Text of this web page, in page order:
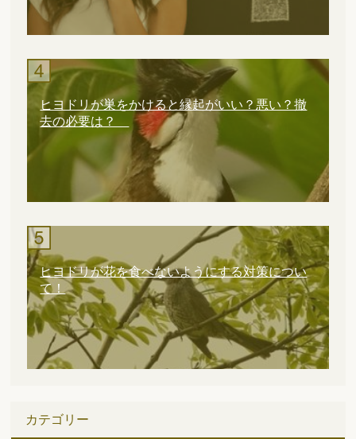
ヒヨドリが巣をかけると縁起がいい？悪い？撤
去の必要は？
ヒヨドリが花を食べないようにする対策につい
て！
カテゴリー